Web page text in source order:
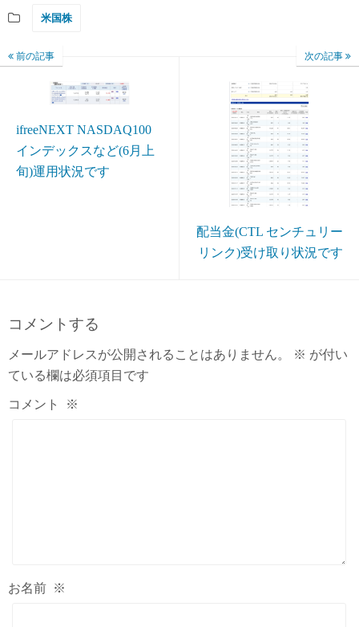
米国株
前の記事
ifreeNEXT NASDAQ100
インデックスなど(6月上
旬)運用状況です
次の記事
配当金(CTL センチュリー
リンク)受け取り状況です
コメントする
メールアドレスが公開されることはありません。 ※ が付い
ている欄は必須項目です
コメント ※
お名前 ※